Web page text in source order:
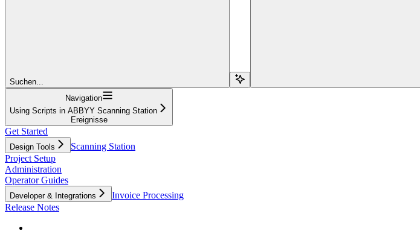
Suchen...
Navigation
Using Scripts in ABBYY Scanning Station
Ereignisse
Get Started
Design Tools
Scanning Station
Project Setup
Administration
Operator Guides
Developer & Integrations
Invoice Processing
Release Notes